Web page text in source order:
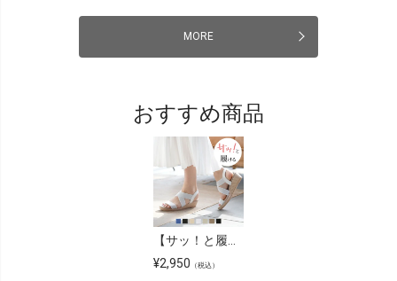
MORE
おすすめ商品
¥2,950 （税込）